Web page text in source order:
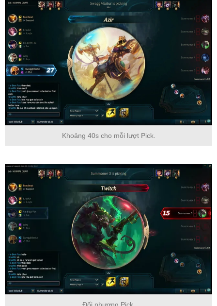
Khoảng 40s cho mỗi lượt Pick.
Đối phương Pick.